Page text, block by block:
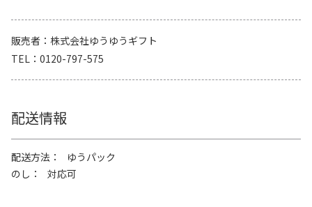
販売者
株式会社ゆうゆうギフト
TEL
0120-797-575
配送情報
配送方法
ゆうパック
のし
対応可